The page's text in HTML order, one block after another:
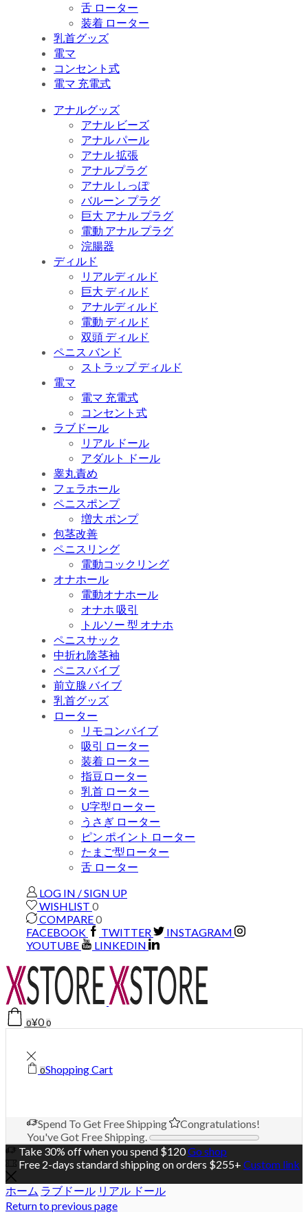
舌 ローター
装着 ローター
乳首グッズ
電マ
コンセント式
電マ 充電式
アナルグッズ
アナル ビーズ
アナル パール
アナル 拡張
アナルプラグ
アナル しっぽ
バルーン プラグ
巨大 アナル プラグ
電動 アナル プラグ
浣腸器
ディルド
リアルディルド
巨大 ディルド
アナルディルド
電動 ディルド
双頭 ディルド
ペニス バンド
ストラップ ディルド
電マ
電マ 充電式
コンセント式
ラブドール
リアル ドール
アダルト ドール
睾丸責め
フェラホール
ペニスポンプ
増大 ポンプ
包茎改善
ペニスリング
電動コックリング
オナホール
電動オナホール
オナホ 吸引
トルソー 型 オナホ
ペニスサック
中折れ陰茎袖
ペニスバイブ
前立腺 バイブ
乳首グッズ
ローター
リモコンバイブ
吸引 ローター
装着 ローター
指豆ローター
乳首 ローター
U字型ローター
うさぎ ローター
ピン ポイント ローター
たまご型ローター
舌 ローター
LOG IN / SIGN UP
WISHLIST 0
COMPARE0
FACEBOOK
TWITTER
INSTAGRAM
YOUTUBE
LINKEDIN
0¥0 0
0Shopping Cart
Spend To Get Free Shipping
Congratulations!
You've Got Free Shipping.
Take 30% off when you spend $120Go shop
Free 2-days standard shipping on orders $255+ Custom link
ホーム ラブドール リアル ドール
Return to previous page